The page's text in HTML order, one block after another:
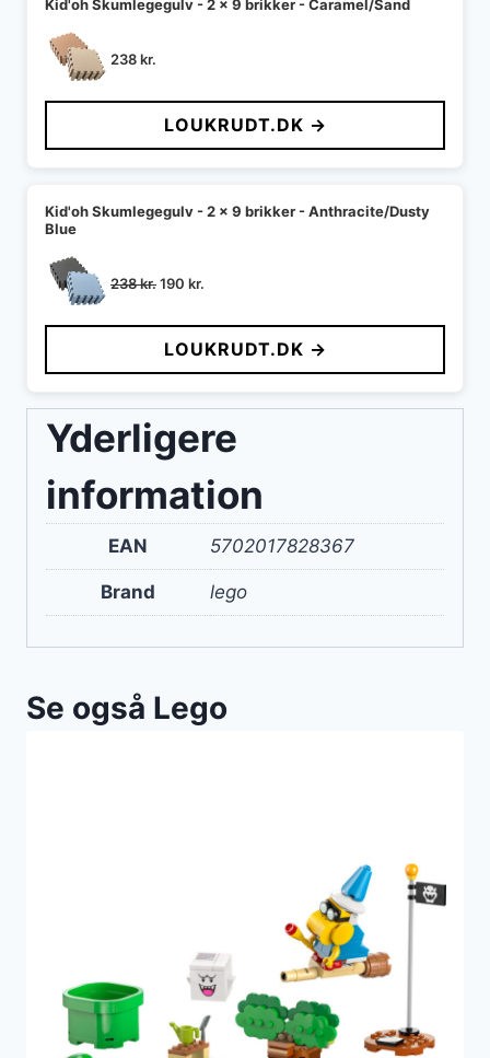
Kid'oh Skumlegegulv - 2 x 9 brikker - Caramel/Sand
238kr.
LOUKRUDT.DK →
Kid'oh Skumlegegulv - 2 x 9 brikker - Anthracite/Dusty
Blue
238kr.Den
pris
var:
238 kr..
190 kr.
pris
er:
190 kr..
LOUKRUDT.DK →
Yderligere
information
EAN 5702017828367
Brand lego
Se også Lego